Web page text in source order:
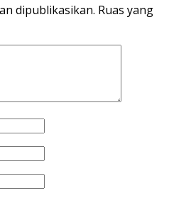
dipublikasikan. Ruas yang